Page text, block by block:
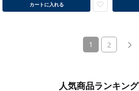
カートに入れる
1 (current)
2
人気商品ランキング